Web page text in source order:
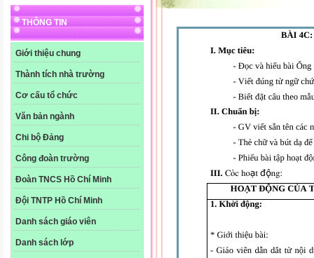
THÔNG TIN
Giới thiệu chung
Thành tích nhà trường
Cơ cấu tổ chức
Văn bản ngành
Chi bộ Đảng
Công đoàn trường
Đoàn TNCS Hồ Chí Minh
Đội TNTP Hồ Chí Minh
Danh sách giáo viên
Danh sách lớp